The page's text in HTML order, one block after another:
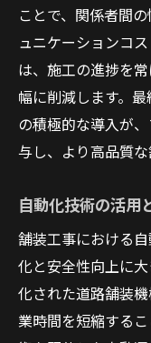
施工効率
耐久性を
気候変動
環境に配
地域特性
舗装工事の
スマート
次世代
AIの導入
未来の交
持続可能
ことで、関係者間
ュニケーションコ
は、施工の進捗を
幅に削減します。
の積極的な導入が
与し、より高品質な
自動化技術の活用
舗装工事における
化と安全性向上に
化された道路舗装
業時間を短縮する